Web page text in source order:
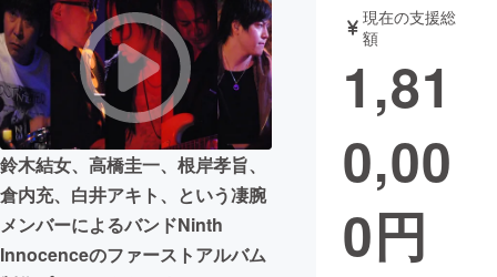
アート・写真 音楽
テクノロジー・ガジェット ゲーム・サ
映像・映画
ビジネス・起業
まちづくり・地域活性化
鈴木結女、高橋圭一、根岸孝旨、
倉内充、白井アキト、という凄腕
メンバーによるバンドNinth
Innocenceのファーストアルバム
現在の支援総
額
1,81
0,00
0円